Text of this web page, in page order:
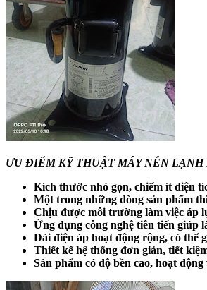
ƯU ĐIỂM KỸ THUẬT MÁY NÉN
Kích thước nhỏ gọn, chiếm ít diện
Một trong những dòng sản phẩm
Chịu được môi trường làm việc áp
Ứng dụng công nghệ tiên tiến giúp
Dải điện áp hoạt động rộng, có thể
Thiết kế hệ thống đơn giản, tiết
Sản phẩm có độ bền cao, hoạt